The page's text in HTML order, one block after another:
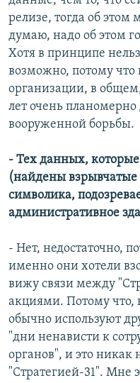
релизе, тогда об этом
думаю, надо об этом
Хотя в принципе
возможно, потому что
организации, в
лет очень планомерно
вооруженной борьбы.
- Тех данных,
(найдены взрывчатые
символика,
административное
- Нет, недостаточно,
именно они хотели
вижу связи между
акциями. Потому что,
обычно используют
"дни ненависти к
органов", и это никак
"Стратегией-31". Мне